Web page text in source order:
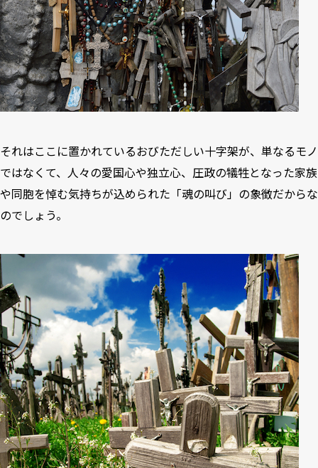
それはここに置かれているおびただしい十字架が、単なるモノ
ではなくて、人々の愛国心や独立心、圧政の犠牲となった家族
や同胞を悼む気持ちが込められた「魂の叫び」の象徴だからな
のでしょう。